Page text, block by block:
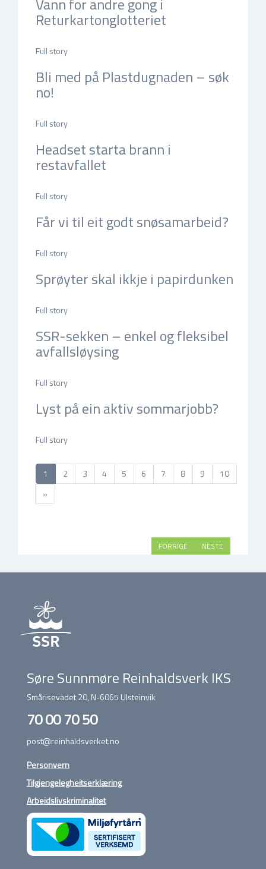
Returkartonglotteriet
Full story
Bli med på Plastdugnaden – søk
no!
Full story
Headset starta brann i
restavfallet
Full story
Får vi til eit godt snøsamarbeid?
Full story
Sprøyter skal ikkje i papirdunken
Full story
SSR-sekken – enkel og fleksibel
avfallsløysing
Full story
Lyst på ein aktiv sommarjobb?
Full story
1 (current)
2 3 4 5 6 7 8 9
10
»
FORRIGE NESTE
Søre Sunnmøre Reinhaldsverk IKS
Smårisevadet 20, N-6065 Ulsteinvik
70 00 70 50
post@reinhaldsverket.no
Personvern
Tilgjengelegheitserklæring
Arbeidslivskriminalitet